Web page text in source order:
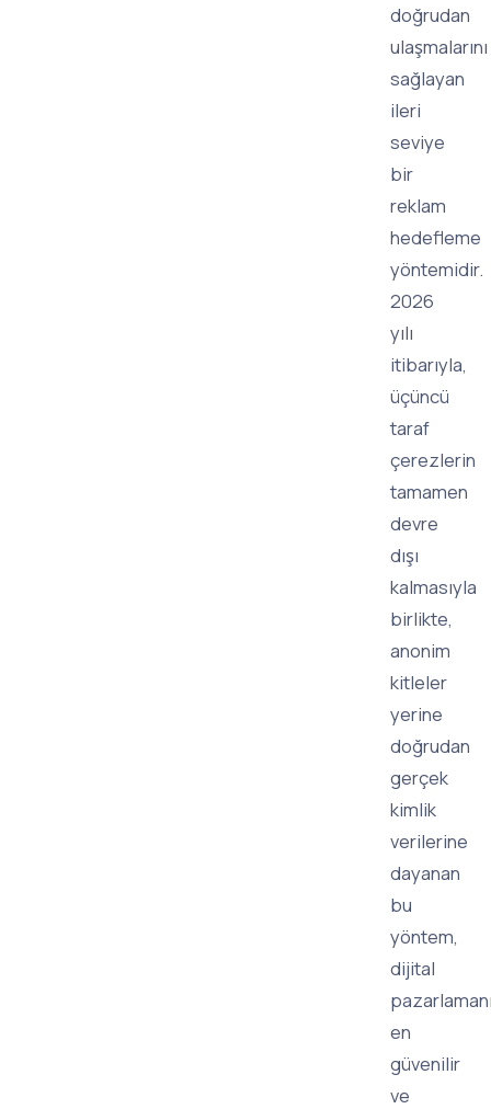
doğrudan
ulaşmalarını
sağlayan
ileri
seviye
bir
reklam
hedefleme
yöntemidir.
2026
yılı
itibarıyla,
üçüncü
taraf
çerezlerin
tamamen
devre
dışı
kalmasıyla
birlikte,
anonim
kitleler
yerine
doğrudan
gerçek
kimlik
verilerine
dayanan
bu
yöntem,
dijital
en
güvenilir
ve